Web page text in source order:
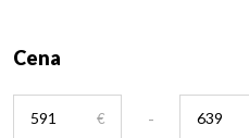
Cena
€ -